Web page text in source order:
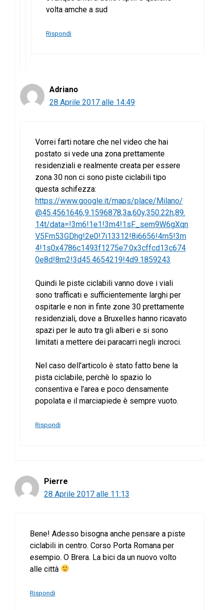
volta amche a sud
Rispondi
Adriano
28 Aprile 2017 alle 14:49
Vorrei farti notare che nel video che hai
postato si vede una zona prettamente
residenziali e realmente creata per essere
zona 30 non ci sono piste ciclabili tipo
questa schifezza:
https://www.google.it/maps/place/Milano/
@45.4561646,9.1596878,3a,60y,350.22h,89.
14t/data=!3m6!1e1!3m4!1sF_sem9W6gXqn
V5Fm53GDhg!2e0!7i13312!8i6656!4m5!3m
4!1s0x4786c1493f1275e7:0x3cffcd13c674
0e8d!8m2!3d45.4654219!4d9.1859243
Quindi le piste ciclabili vanno dove i viali
sono trafficati e sufficientemente larghi per
ospitarle e non in finte zone 30 prettamente
residenziali, dove a Bruxelles hanno ricavato
spazi per le auto tra gli alberi e si sono
limitati a mettere dei paracarri negli incroci.
Nel caso dell’articolo è stato fatto bene la
pista ciclabile, perchè lo spazio lo
consentiva e l’area e poco densamente
popolata e il marciapiede è sempre vuoto.
Rispondi
Pierre
28 Aprile 2017 alle 11:13
Bene! Adesso bisogna anche pensare a piste
ciclabili in centro. Corso Porta Romana per
esempio. O Brera. La bici da un nuovo volto
alle città
Rispondi